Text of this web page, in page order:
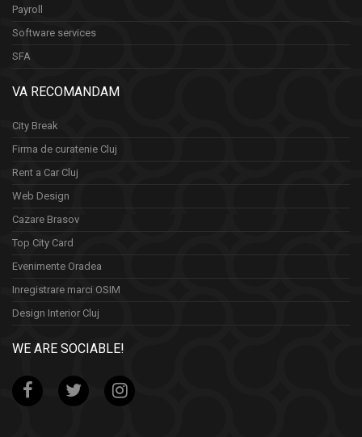
Payroll
Software services
SFA
VA RECOMANDAM
City Break
Firma de curatenie Cluj
Rent a Car Cluj
Web Design
Cazare Brasov
Top City Card
Evenimente Oradea
Inregistrare marci OSIM
Design Interior Cluj
WE ARE SOCIABLE!